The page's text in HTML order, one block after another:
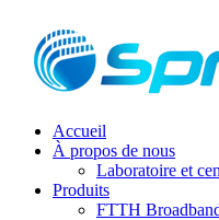
Accueil
À propos de nous
Laboratoire et
Produits
FTTH